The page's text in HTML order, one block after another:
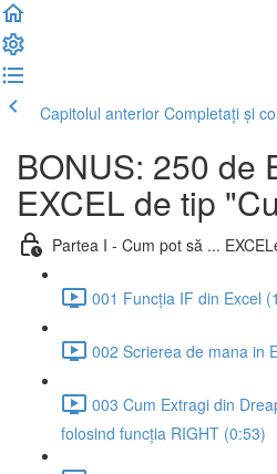
Capitolul anterior Completați și
BONUS: 250 de
EXCEL de tip
Partea I - Cum pot să ...
001 Funcția IF din Excel
002 Scrierea de mana in
003 Cum Extragi din
folosind funcția RIGHT (0:53)